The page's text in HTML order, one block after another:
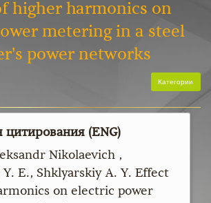
higher harmonics on
metering in a steel
power networks
Категории
цитирования (ENG)
Nikolaevich ,
E., Shklyarskiy A. Y. Effect
on electric power